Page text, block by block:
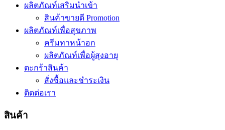
ผลิตภัณท์เสริมนำเข้า
สินค้าขายดี Promotion
ผลิตภัณท์เพื่อสุขภาพ
ครีมทาหน้าอก
ผลิตภัณท์เพื่อผู้สุงอายุ
ตะกร้าสินค้า
สั่งซื้อและชำระเงิน
ติดต่อเรา
สินค้า